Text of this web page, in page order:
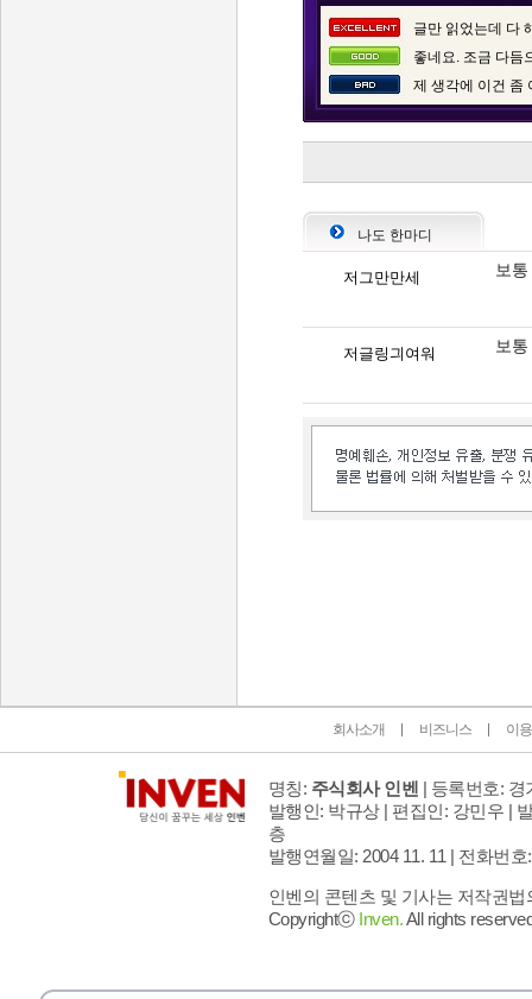
글만 읽었는데 다
좋네요. 조금 다듬
제 생각에 이건 좀
나도 한마디
저그만만세 보
저글링긔여워 보
회사소개 비즈니스 이
명칭: 주식회사 인벤 | 등록번호: 경
발행인: 박규상 | 편집인: 강민우 |
층
발행연월일: 2004 11. 11 | 전화번호
인벤의 콘텐츠 및 기사는 저작권
Copyrightⓒ Inven.All rights